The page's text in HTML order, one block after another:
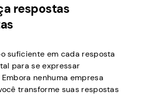
respostas
suficiente em cada resposta
para se expressar
nenhuma empresa
transforme suas respostas